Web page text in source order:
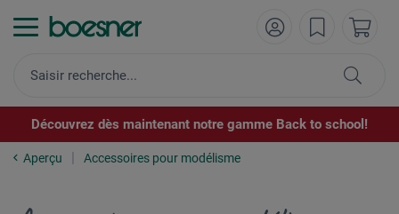
Découvrez dès maintenant notre gamme Back to school!
Aperçu Accessoires pour modélisme